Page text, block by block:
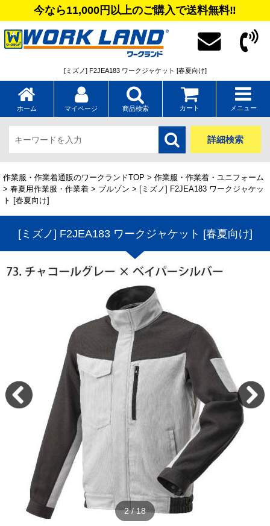
今なら11,000円以上のご購入で送料無料‼
[ミズノ] F2JEA183 ワークジャケット [春夏向け]
ホーム マイページ 商品検索 カート メニュー
詳細検索
作業服・作業着通販のワークランドTOP > 作業服・作業着・ユニフォーム
> 春夏用作業服・作業着 > ブルゾン > [ミズノ] F2JEA183 ワークジャケッ
ト [春夏向け]
[ミズノ] F2JEA183 ワークジャケット [春夏向け]
2/18